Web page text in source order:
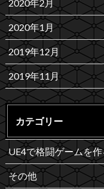
2020年2月
2020年1月
2019年12月
2019年11月
カテゴリー
UE4で格闘ゲームを
その他